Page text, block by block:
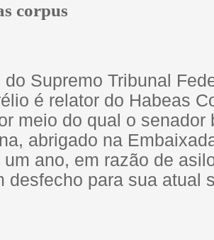
corpus
do Supremo Tribunal
é relator do Habeas
meio do qual o senador
abrigado na
um ano, em razão de
desfecho para sua atual